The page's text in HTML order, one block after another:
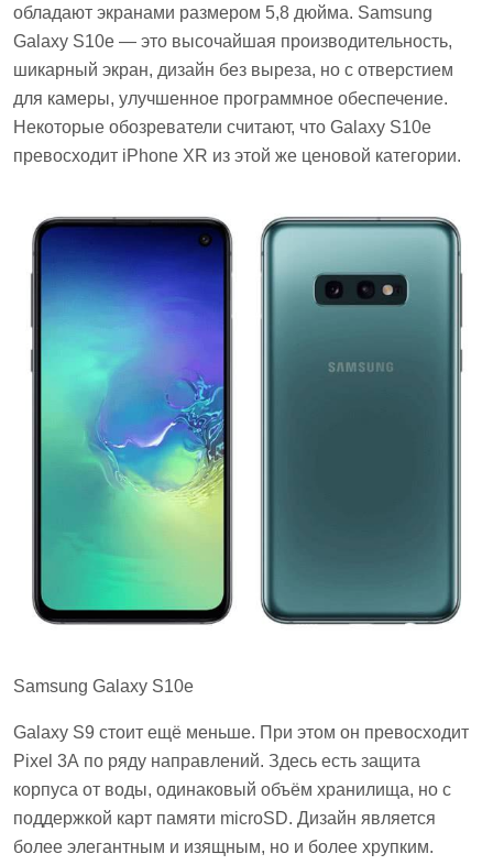
обладают экранами размером 5,8 дюйма. Samsung
Galaxy S10e — это высочайшая производительность,
шикарный экран, дизайн без выреза, но с отверстием
для камеры, улучшенное программное обеспечение.
Некоторые обозреватели считают, что Galaxy S10е
превосходит iPhone XR из этой же ценовой категории.
Samsung Galaxy S10е
Galaxy S9 стоит ещё меньше. При этом он превосходит
Pixel 3А по ряду направлений. Здесь есть защита
корпуса от воды, одинаковый объём хранилища, но с
поддержкой карт памяти microSD. Дизайн является
более элегантным и изящным, но и более хрупким.